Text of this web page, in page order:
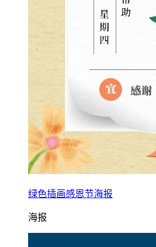
绿色插画感恩节海报
海报